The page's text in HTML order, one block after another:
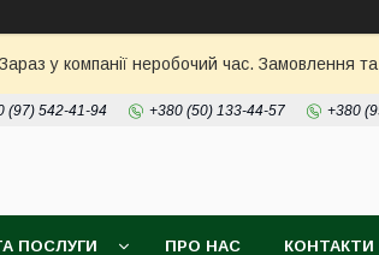
Зараз у компанії неробочий час. Замовлення
(97) 542-41-94 +380 (50) 133-44-57 +380
ПОСЛУГИ ПРО НАС КОНТАКТИ